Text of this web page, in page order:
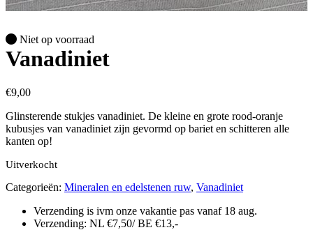
Niet op voorraad
Vanadiniet
€9,00
Glinsterende stukjes vanadiniet. De kleine en grote rood-oranje
kubusjes van vanadiniet zijn gevormd op bariet en schitteren alle
kanten op!
Uitverkocht
Categorieën: Mineralen en edelstenen ruw, Vanadiniet
Verzending is ivm onze vakantie pas vanaf 18 aug.
Verzending: NL €7,50/ BE €13,-